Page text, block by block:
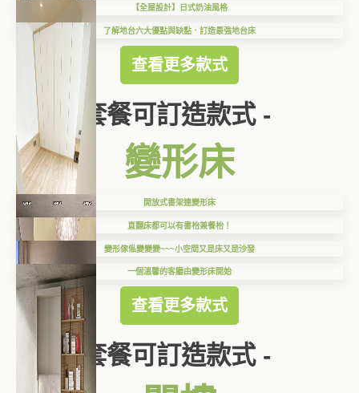
【全屋設計】日式奶油風格
了解地台六大優點與缺點．訂造最強地台床
查看更多款式
套餐可訂造款式 -
變形床
開放式書架連變形床
直翻床都可以有書枱兼餐枱！
變形傢俬變變變~~~小空間又是床又是沙發
一個溫馨的客廳由變形床開始
查看更多款式
套餐可訂造款式 -